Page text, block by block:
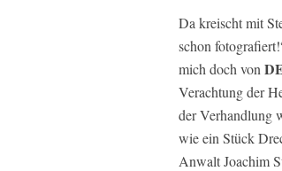
Da kreischt mit
schon
mich doch von
Verachtung der
der Verhandlung
wie ein Stück
Anwalt Joachim